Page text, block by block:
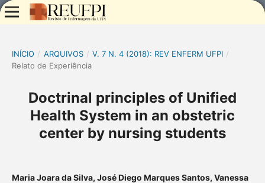
INÍCIO / ARQUIVOS / V. 7 N. 4 (2018): REV ENFERM UFPI /
Relato de Experiência
Doctrinal principles of Unified
Health System in an obstetric
center by nursing students
Maria Joara da Silva, José Diego Marques Santos, Vanessa